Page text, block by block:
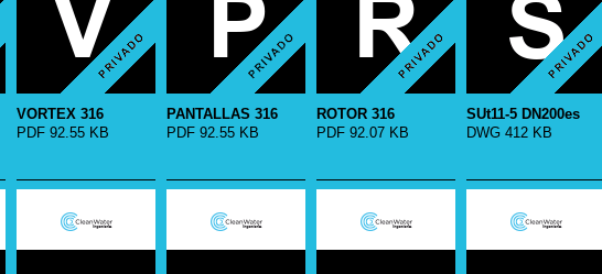
VORTEX 316
PDF 92.55 KB
PANTALLAS 316
PDF 92.55 KB
ROTOR 316
PDF 92.07 KB
SUt11-5 DN200es
DWG 412 KB